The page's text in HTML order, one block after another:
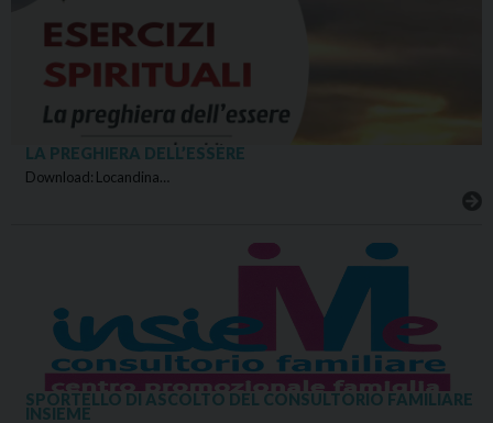
LA PREGHIERA DELL’ESSERE
Download: Locandina…
SPORTELLO DI ASCOLTO DEL CONSULTORIO FAMILIARE
INSIEME